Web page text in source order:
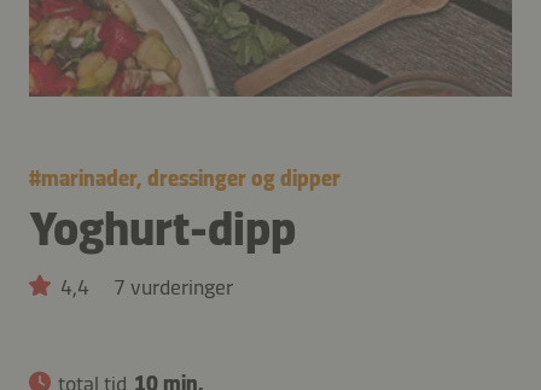
#marinader, dressinger og dipper
Yoghurt-dipp
4,4 7 vurderinger
total tid 10 min.